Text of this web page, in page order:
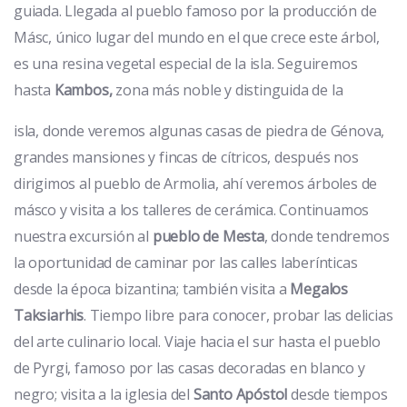
guiada. Llegada al pueblo famoso por la producción de
Másc, único lugar del mundo en el que crece este árbol,
es una resina vegetal especial de la isla. Seguiremos
hasta Kambos,zona más noble y distinguida de la
isla, donde veremos algunas casas de piedra de Génova,
grandes mansiones y fincas de cítricos, después nos
dirigimos al pueblo de Armolia, ahí veremos árboles de
másco y visita a los talleres de cerámica. Continuamos
nuestra excursión al pueblo de Mesta, donde tendremos
la oportunidad de caminar por las calles laberínticas
desde la época bizantina; también visita a Megalos
Taksiarhis. Tiempo libre para conocer, probar las delicias
del arte culinario local. Viaje hacia el sur hasta el pueblo
de Pyrgi, famoso por las casas decoradas en blanco y
negro; visita a la iglesia del Santo Apóstoldesde tiempos